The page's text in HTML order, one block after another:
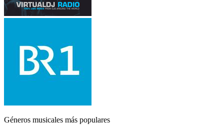
Géneros musicales más populares